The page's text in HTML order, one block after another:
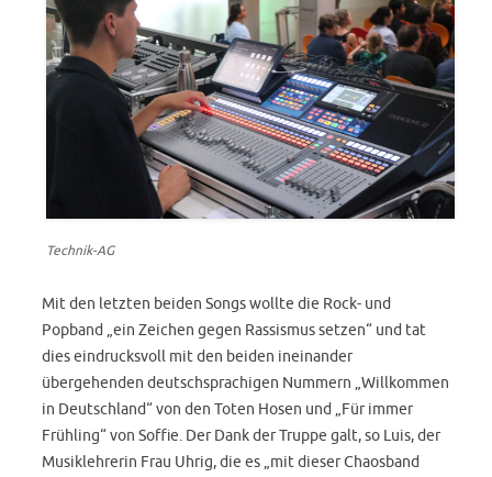
Technik-AG
Mit den letzten beiden Songs wollte die Rock- und
Popband „ein Zeichen gegen Rassismus setzen“ und tat
dies eindrucksvoll mit den beiden ineinander
übergehenden deutschsprachigen Nummern „Willkommen
in Deutschland“ von den Toten Hosen und „Für immer
Frühling“ von Soffie. Der Dank der Truppe galt, so Luis, der
Musiklehrerin Frau Uhrig, die es „mit dieser Chaosband